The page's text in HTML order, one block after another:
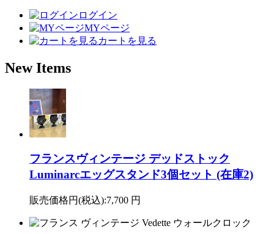
ログイン
MYページ
カートを見る
New Items
フランスヴィンテージ デッドストック
Luminarcエッグスタンド3個セット (在庫2)
販売価格円(税込):7,700 円